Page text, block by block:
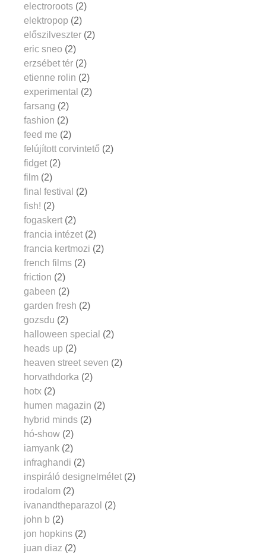
electroroots (2)
elektropop (2)
előszilveszter (2)
eric sneo (2)
erzsébet tér (2)
etienne rolin (2)
experimental (2)
farsang (2)
fashion (2)
feed me (2)
felújított corvintető (2)
fidget (2)
film (2)
final festival (2)
fish! (2)
fogaskert (2)
francia intézet (2)
francia kertmozi (2)
french films (2)
friction (2)
gabeen (2)
garden fresh (2)
gozsdu (2)
halloween special (2)
heads up (2)
heaven street seven (2)
horvathdorka (2)
hotx (2)
humen magazin (2)
hybrid minds (2)
hó-show (2)
iamyank (2)
infraghandi (2)
inspiráló designelmélet (2)
irodalom (2)
ivanandtheparazol (2)
john b (2)
jon hopkins (2)
juan diaz (2)